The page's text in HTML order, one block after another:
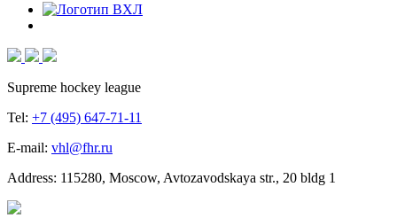
Supreme hockey league
Tel: +7 (495) 647-71-11
E-mail: vhl@fhr.ru
Address: 115280, Moscow, Avtozavodskaya str., 20 bldg 1